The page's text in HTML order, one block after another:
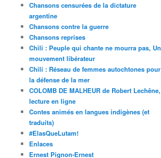
Chansons censurées de la dictature
argentine
Chansons contre la guerre
Chansons reprises
Chili : Peuple qui chante ne mourra pas, Un
mouvement libérateur
Chili : Réseau de femmes autochtones pour
la défense de la mer
COLOMB DE MALHEUR de Robert Lechêne,
lecture en ligne
Contes animés en langues indigènes (et
traduits)
#ElasQueLutam!
Enlaces
Ernest Pignon-Ernest